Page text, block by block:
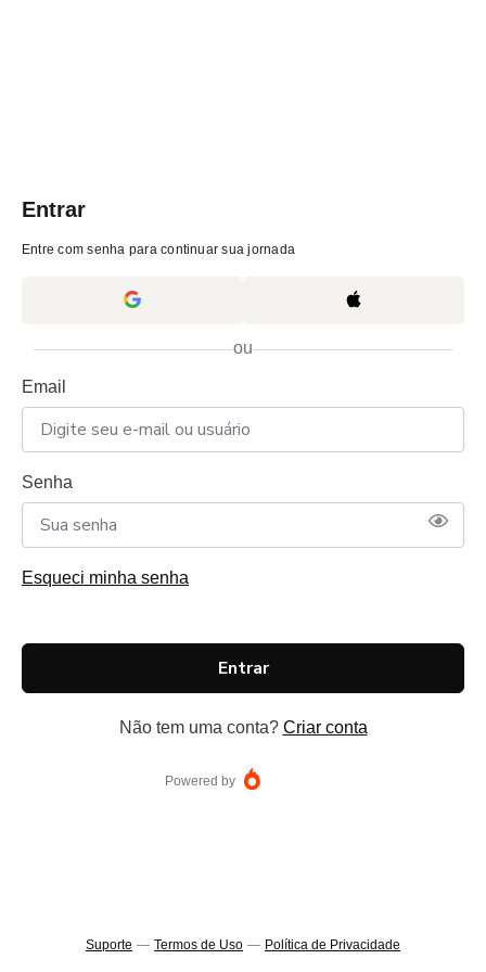
Entrar
Entre com senha para continuar sua jornada
ou
Email
Senha
Esqueci minha senha
Entrar
Não tem uma conta? Criar conta
Powered by
Suporte — Termos de Uso — Política de Privacidade